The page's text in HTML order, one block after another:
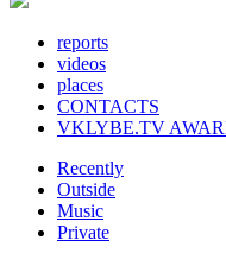
reports
videos
places
CONTACTS
VKLYBE.TV
Recently
Outside
Music
Private